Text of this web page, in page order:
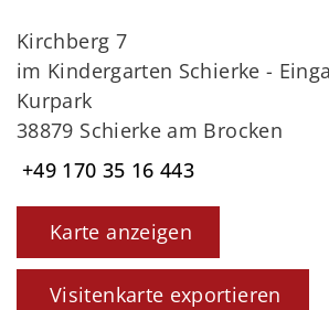
Kirchberg 7
im Kindergarten Schierke -
Kurpark
38879 Schierke am Brocken
+49 170 35 16 443
Karte anzeigen
Visitenkarte exportieren